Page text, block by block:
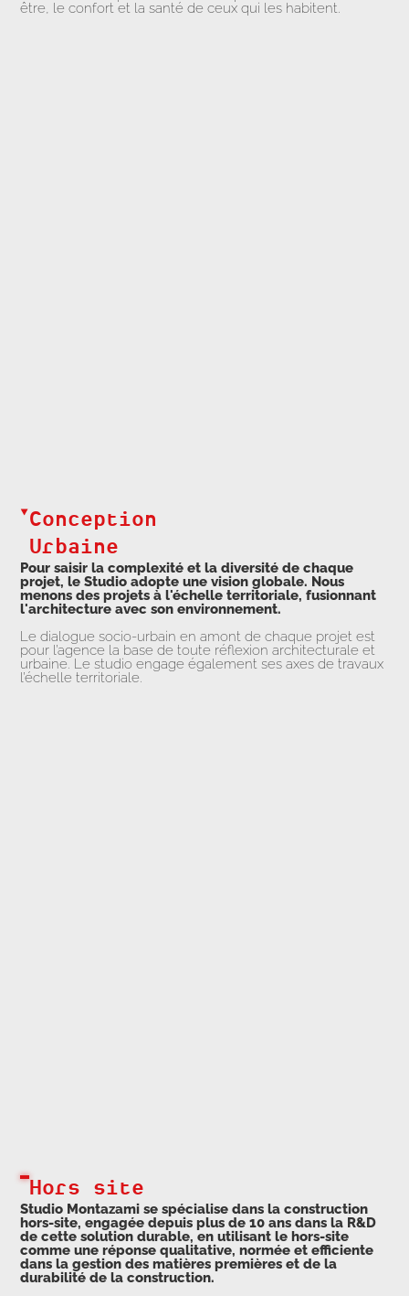
être, le confort et la santé de ceux qui les habitent.
Conception
Urbaine
Pour saisir la complexité et la diversité de chaque
projet, le Studio adopte une vision globale. Nous
menons des projets à l'échelle territoriale, fusionnant
l'architecture avec son environnement.
Le dialogue socio-urbain en amont de chaque projet est
pour l’agence la base de toute réflexion architecturale et
urbaine. Le studio engage également ses axes de travaux
l’échelle territoriale.
Hors site
Studio Montazami se spécialise dans la construction
hors-site, engagée depuis plus de 10 ans dans la R&D
de cette solution durable, en utilisant le hors-site
comme une réponse qualitative, normée et efficiente
dans la gestion des matières premières et de la
durabilité de la construction.